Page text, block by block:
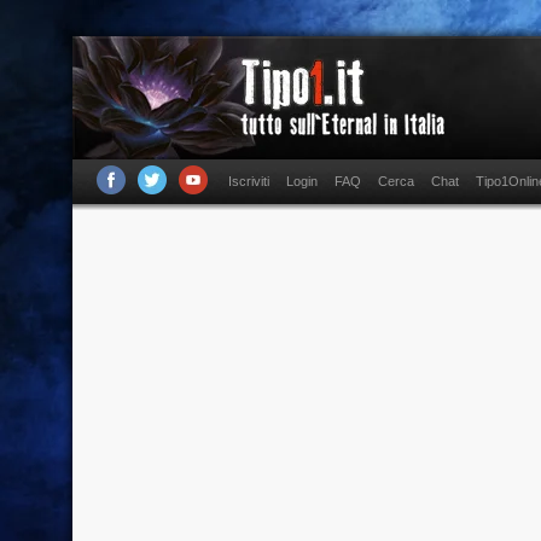
Iscriviti Login FAQ Cerca Chat